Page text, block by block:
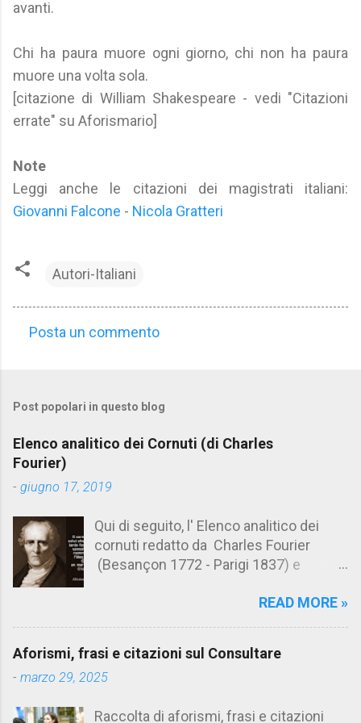
avanti.
Chi ha paura muore ogni giorno, chi non ha paura
muore una volta sola.
[citazione di William Shakespeare - vedi "Citazioni
errate" su Aforismario]
Note
Leggi anche le citazioni dei magistrati italiani:
Giovanni Falcone - Nicola Gratteri
Autori-Italiani
m
e
n
t
Posta un commento
Post popolari in questo blog
Elenco analitico dei Cornuti (di Charles
Fourier)
- giugno 17, 2019
Qui di seguito, l' Elenco analitico dei
cornuti redatto da Charles Fourier
(Besançon 1772 - Parigi 1837) e
Aforismario trovi anche una raccolta di
cornuto pretenzioso: colui che ritiene
sua moglie tanto fortunata, per averlo
ammettere l'idea del tradimento. Ciò lo
READ MORE »
Aforismi, frasi e citazioni sul Consultare
- marzo 29, 2025
Raccolta di aforismi, frasi e citazioni